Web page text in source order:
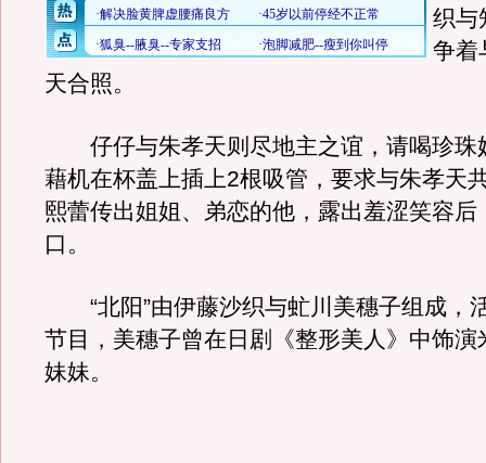
织与
争着
天合照。
仔仔与朱孝天则尽地主之谊，请喝珍珠
藉机在杯盖上插上2根吸管，要求与朱孝天
熙蕾传出姐姐、弟恋的他，露出羞涩笑容后
口。
“北阳”由伊藤沙织与虻川美穗子组成，
节目，美穗子曾在日剧《整形美人》中饰演
妹妹。